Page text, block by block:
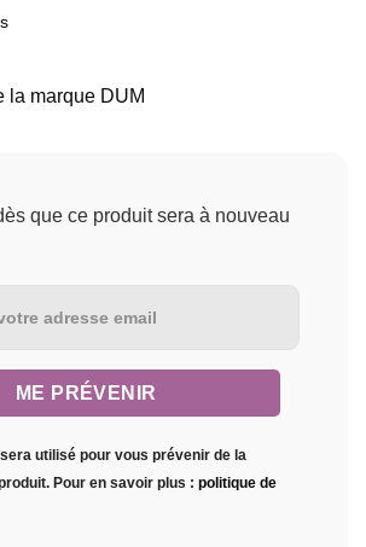
la marque DUM
que ce produit sera à nouveau
utilisé pour vous prévenir de la
Pour en savoir plus : politique de